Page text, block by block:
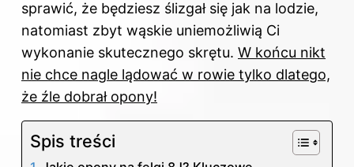
sprawić, że będziesz ślizgał się jak na lodzie,
natomiast zbyt wąskie uniemożliwią Ci
wykonanie skutecznego skrętu. W końcu nikt
nie chce nagle lądować w rowie tylko dlatego,
że źle dobrał opony!
Spis treści